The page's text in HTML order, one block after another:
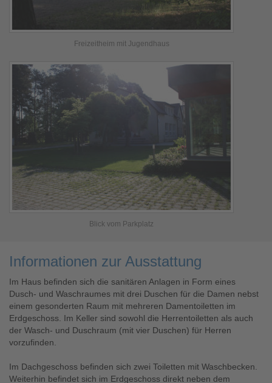
Freizeitheim mit Jugendhaus
Blick vom Parkplatz
Informationen zur Ausstattung
Im Haus befinden sich die sanitären Anlagen in Form eines
Dusch- und Waschraumes mit drei Duschen für die Damen nebst
einem gesonderten Raum mit mehreren Damentoiletten im
Erdgeschoss. Im Keller sind sowohl die Herrentoiletten als auch
der Wasch- und Duschraum (mit vier Duschen) für Herren
vorzufinden.
Im Dachgeschoss befinden sich zwei Toiletten mit Waschbecken.
Weiterhin befindet sich im Erdgeschoss direkt neben dem